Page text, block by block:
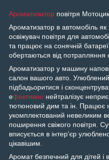
Ароматизатор повітря
Ароматизатор в автомобіль
освіжувач повітря для
та працює на сонячній
обертаються від потрапляння
Ароматизатор у машину
салон вашого авто.
підбадьоритися і
ефективно нейтралізує
тютюновий дим та ін. Працює
укомплектований невеликим
поширення свіжого повітря.
вписується в інтер'єр
цікавішим.
Аромат безпечний для дітей і